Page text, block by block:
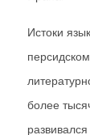
Истоки
более